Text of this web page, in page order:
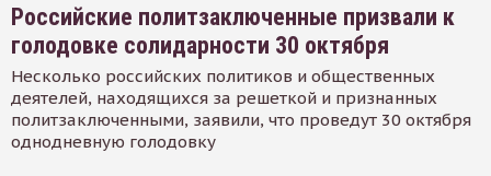
Российские политзаключенные призвали к
голодовке солидарности 30 октября
Несколько российских политиков и общественных
деятелей, находящихся за решеткой и признанных
политзаключенными, заявили, что проведут 30 октября
однодневную голодовку